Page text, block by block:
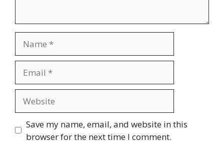
Save my name, email, and website in this
browser for the next time I comment.